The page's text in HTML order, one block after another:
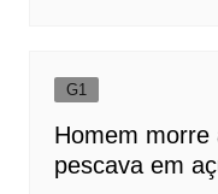
G1
Homem morre
pescava em